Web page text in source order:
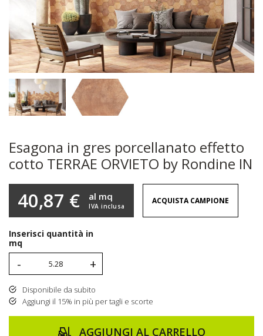
Esagona in gres porcellanato effetto
cotto TERRAE ORVIETO by Rondine IN
40,87 € IVA inclusa
al mq ACQUISTA CAMPIONE
Inserisci quantità in
mq
- +
Disponibile da subito
Aggiungi il 15% in più per tagli e scorte
AGGIUNGI AL CARRELLO